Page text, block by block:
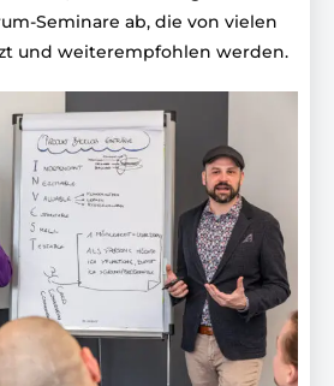
Seminare ab, die von vielen
und weiterempfohlen werden.